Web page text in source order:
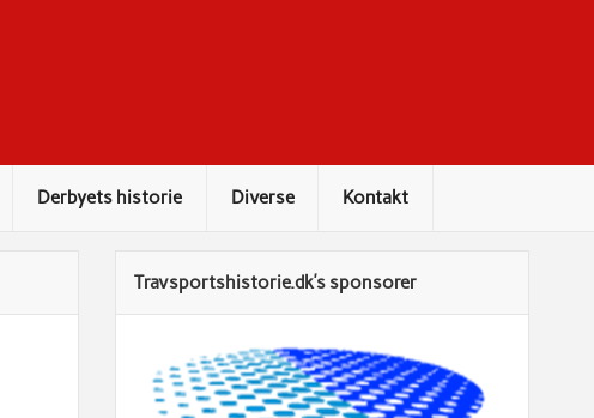
Derbyets historie Diverse Kontakt
Travsportshistorie.dk’s sponsorer